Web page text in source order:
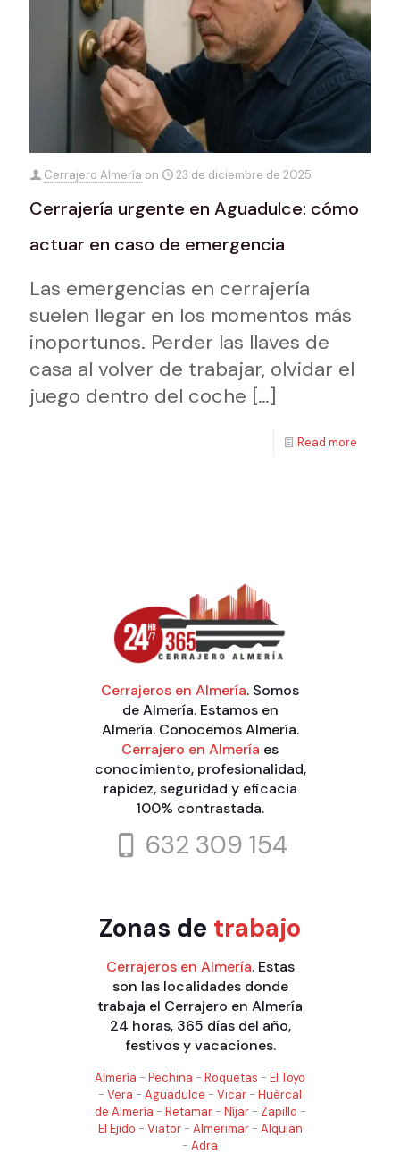
Cerrajero Almería on 23 de diciembre de 2025
Cerrajería urgente en Aguadulce: cómo
actuar en caso de emergencia
Las emergencias en cerrajería
suelen llegar en los momentos más
inoportunos. Perder las llaves de
casa al volver de trabajar, olvidar el
juego dentro del coche […]
Read more
Cerrajeros en Almería. Somos
de Almería. Estamos en
Almería. Conocemos Almería.
Cerrajero en Almería es
conocimiento, profesionalidad,
rapidez, seguridad y eficacia
100% contrastada.
632 309 154
Zonas de trabajo
Cerrajeros en Almería. Estas
son las localidades donde
trabaja el Cerrajero en Almería
24 horas, 365 días del año,
festivos y vacaciones.
Almería - Pechina - Roquetas - El Toyo
- Vera - Aguadulce - Vicar - Huércal
de Almería - Retamar- Níjar- Zapillo -
El Ejido - Viator- Almerimar- Alquian
- Adra